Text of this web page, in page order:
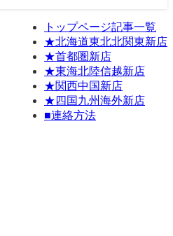
トップページ記事一覧
★北海道東北北関東新店
★首都圏新店
★東海北陸信越新店
★関西中国新店
★四国九州海外新店
■連絡方法